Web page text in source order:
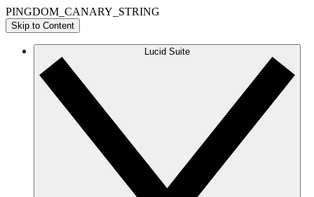
PINGDOM_CANARY_STRING
Skip to Content
Lucid Suite